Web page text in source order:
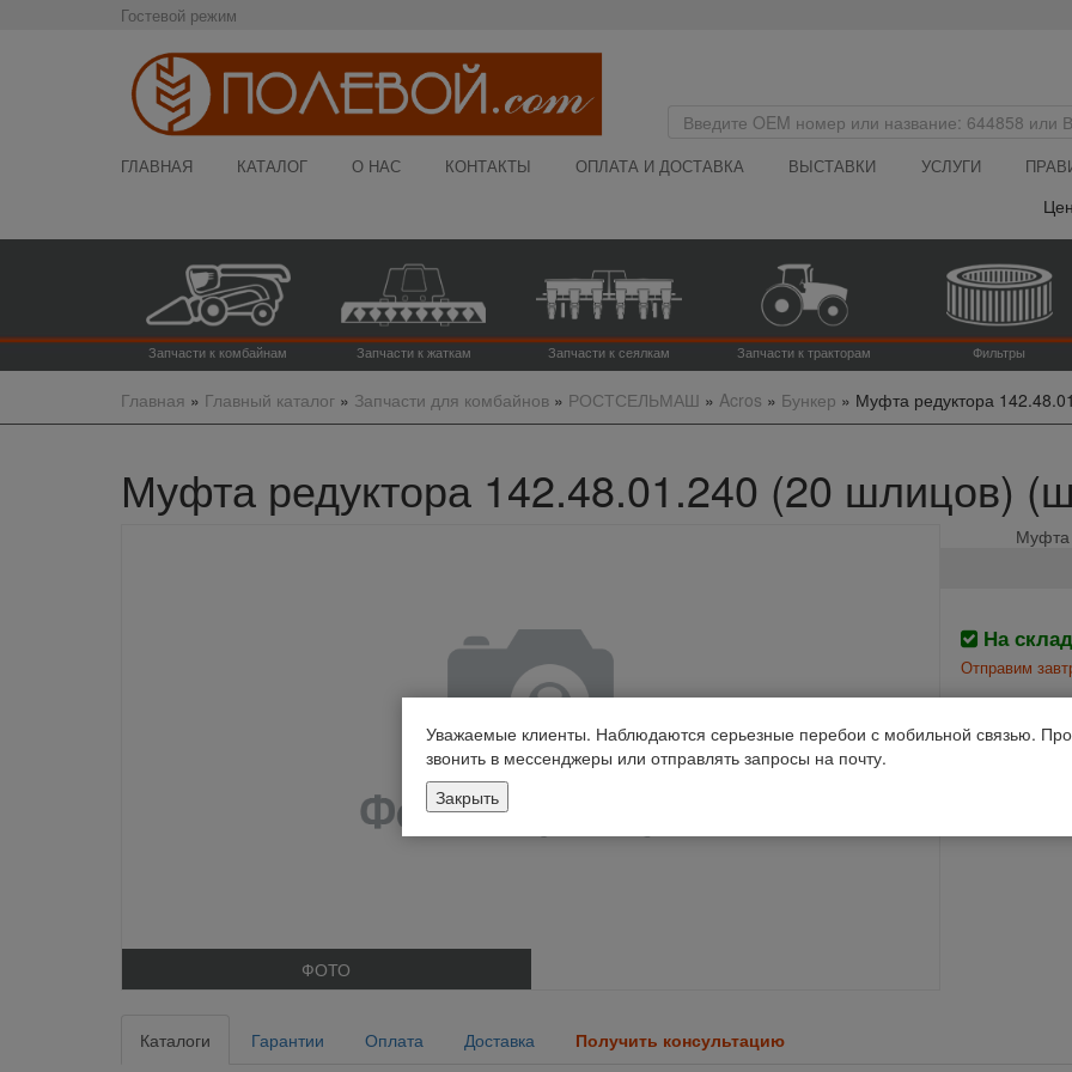
Гостевой режим
ГЛАВНАЯ КАТАЛОГ О НАС КОНТАКТЫ ОПЛАТА И ДОСТАВКА ВЫСТАВКИ УСЛУГИ
Запчасти к комбайнам Запчасти к жаткам Запчасти к сеялкам Запчасти к тракторам Фильтры
Главная » Главный каталог» Запчасти для комбайнов» РОСТСЕЛЬМАШ » Acros » Бункер » Муфта редуктора
Муфта редуктора 142.48.01.240 (20 шлицов)
ФОТО
Муфта
На
Отправим
Каталоги Гарантии Оплата Доставка Получить консультацию
Уважаемые клиенты. Наблюдаются серьезные перебои с мобильной связью.
звонить в мессенджеры или отправлять запросы на почту.
Закрыть